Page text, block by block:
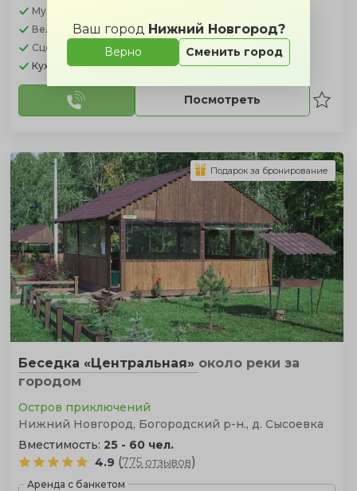
Ваш город Нижний Новгород?
Верно Сменить город
Музыкальное оборудование
Велком зона
Сцена
Кухня:
Европейская, русская, Детское меню
Посмотреть
Беседка «Центральная» около реки за
городом
Остров приключений
Нижний Новгород, Богородский р-н., д. Сысоевка
Вместимость: 25 - 60 чел.
4.9 (775 отзывов)
Аренда с банкетом
Подарок за бронирование